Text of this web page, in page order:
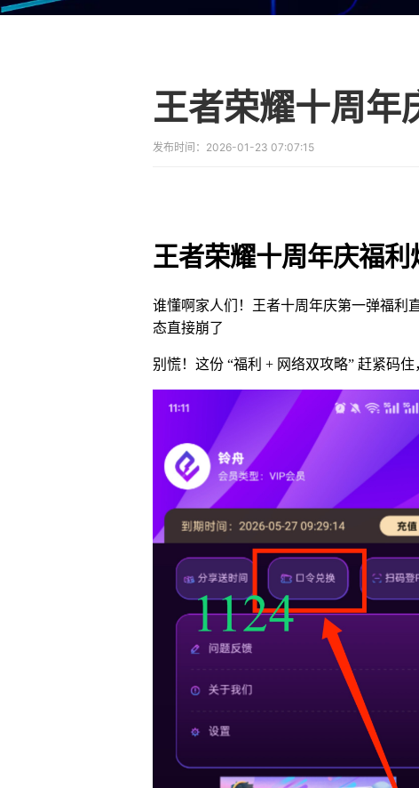
发布时间： 2026-01-23 07:07:15
王者荣耀十周年庆福
谁懂啊家人们！王者十周年庆第一弹福利
态直接崩了
别慌！这份 “福利 + 网络双攻略” 赶紧码